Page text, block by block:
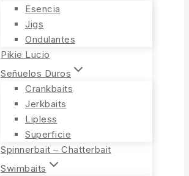
Esencia
Jigs
Ondulantes
Pikie Lucio
Señuelos Duros
Crankbaits
Jerkbaits
Lipless
Superficie
Spinnerbait – Chatterbait
Swimbaits